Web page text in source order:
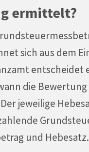
ermittelt?
sich aus dem
entscheidet
die
jeweilige
und Hebesatz.